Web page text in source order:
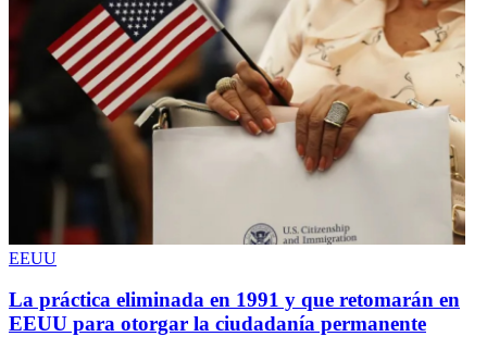
EEUU
La práctica eliminada en 1991 y que retomarán en
EEUU para otorgar la ciudadanía permanente